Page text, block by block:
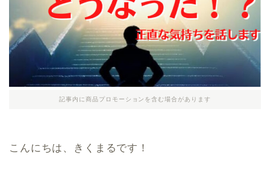
記事内に商品プロモーションを含む場合があります
こんにちは、きくまるです！